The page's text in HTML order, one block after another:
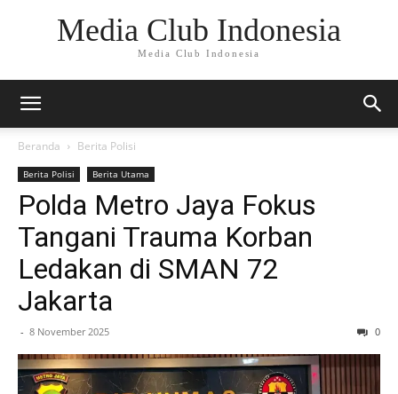
Media Club Indonesia
Media Club Indonesia
Beranda Berita Polisi
Berita Polisi Berita Utama
Polda Metro Jaya Fokus
Tangani Trauma Korban
Ledakan di SMAN 72
Jakarta
- 8 November 2025 0